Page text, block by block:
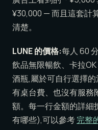
¥30,000 — 而且這套計
清楚。
LUNE 的價格:每人 60
飲品無限暢飲、卡拉
酒瓶,屬於可自行選擇
有桌台費、也沒有服務
額。每一行金額的詳細
有哪些),可以參考完整